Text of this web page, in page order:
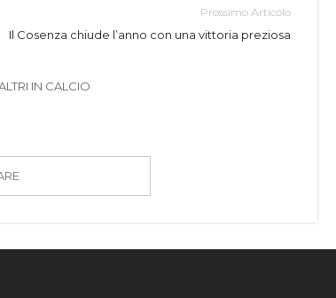
Prossimo Articolo
Il Cosenza chiude l’anno con una vittoria preziosa
IN CALCIO